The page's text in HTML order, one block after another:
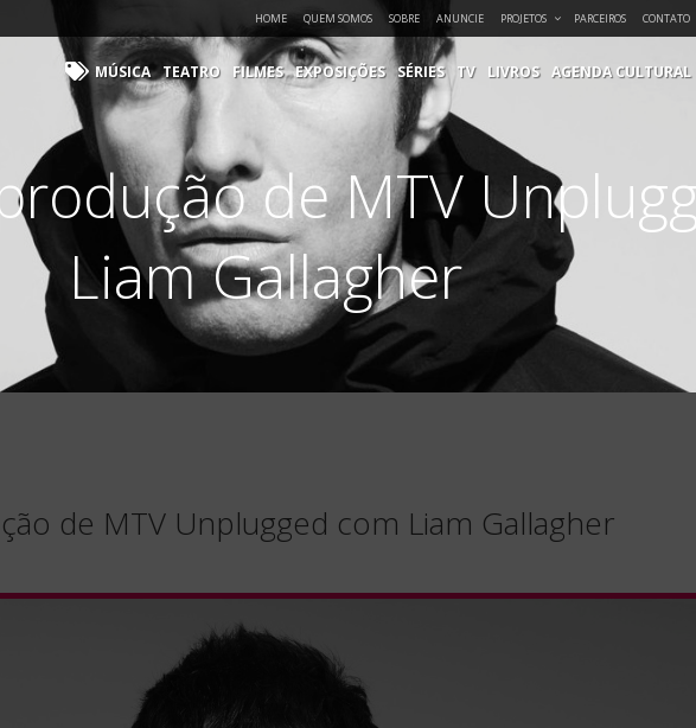
HOME QUEM SOMOS SOBRE ANUNCIE PROJETOS PARCEIROS CONTATO
MÚSICA TEATRO FILMES EXPOSIÇÕES SÉRIES TV LIVROS AGENDA CULTURAL
de MTV
Liam Gallagher
de MTV Unplugged com Liam Gallagher